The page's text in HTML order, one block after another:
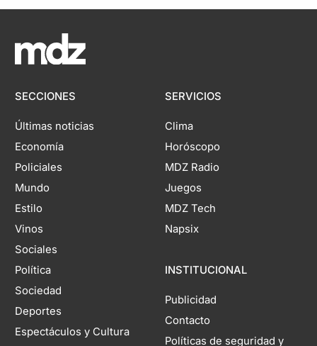
SECCIONES
Últimas noticias
Economía
Policiales
Mundo
Estilo
Vinos
Sociales
Política
Sociedad
Deportes
Espectáculos y Cultura
SERVICIOS
Clima
Horóscopo
MDZ Radio
Juegos
MDZ Tech
Napsix
INSTITUCIONAL
Publicidad
Contacto
Políticas de seguridad y